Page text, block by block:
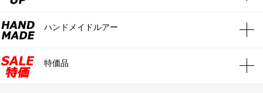
ハンドメイドルアー
特価品